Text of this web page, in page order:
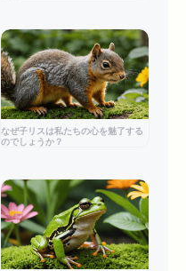
なぜ子リスは私たちの心を魅了する
のでしょうか？